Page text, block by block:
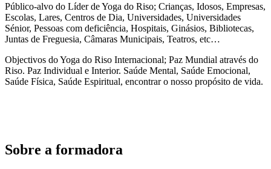
Público-alvo do Líder de Yoga do Riso; Crianças, Idosos, Empresas,
Escolas, Lares, Centros de Dia, Universidades, Universidades
Sénior, Pessoas com deficiência, Hospitais, Ginásios, Bibliotecas,
Juntas de Freguesia, Câmaras Municipais, Teatros, etc…
Objectivos do Yoga do Riso Internacional; Paz Mundial através do
Riso. Paz Individual e Interior. Saúde Mental, Saúde Emocional,
Saúde Física, Saúde Espiritual, encontrar o nosso propósito de vida.
Sobre a formadora